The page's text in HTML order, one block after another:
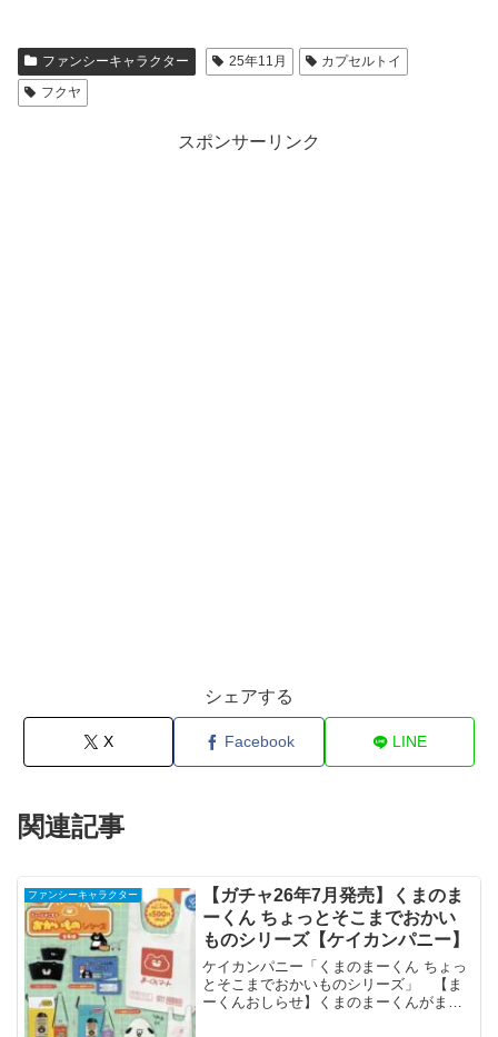
ファンシーキャラクター 25年11月
カプセルトイ
フクヤ
スポンサーリンク
シェアする
X Facebook LINE
関連記事
ファンシーキャラクター
【ガチャ26年7月発売】くまのま
ーくん ちょっとそこまでおかい
ものシリーズ【ケイカンパニー】
ケイカンパニー「くまのまーくん ちょっ
とそこまでおかいものシリーズ」 【ま
ーくんおしらせ】くまのまーくんがまた